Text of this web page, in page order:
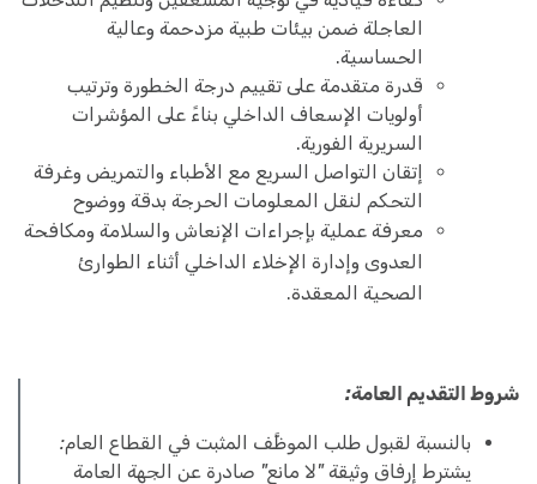
العاجلة ضمن بيئات طبية مزدحمة وعالية
الحساسية.
قدرة متقدمة على تقييم درجة الخطورة وترتيب
أولويات الإسعاف الداخلي بناءً على المؤشرات
السريرية الفورية.
إتقان التواصل السريع مع الأطباء والتمريض وغرفة
التحكم لنقل المعلومات الحرجة بدقة ووضوح
معرفة عملية بإجراءات الإنعاش والسلامة ومكافحة
العدوى وإدارة الإخلاء الداخلي أثناء الطوارئ
الصحية المعقدة.
شروط التقديم العامة:
بالنسبة لقبول طلب الموظَّف المثبت في القطاع العام:
يشترط إرفاق وثيقة "لا مانع" صادرة عن الجهة العامة